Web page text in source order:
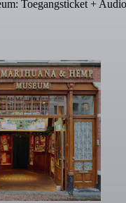
Toegangsticket +